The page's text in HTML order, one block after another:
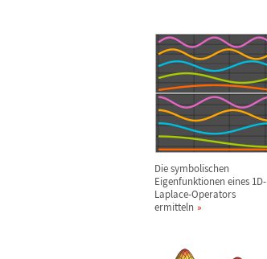
Die symbolischen
Eigenfunktionen eines 1D-
Laplace-Operators
ermitteln